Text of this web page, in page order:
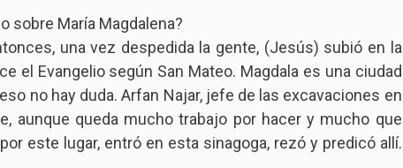
sobre María Magdalena?
una vez despedida la gente, (Jesús) subió en la
el Evangelio según San Mateo. Magdala es una ciudad
no hay duda. Arfan Najar, jefe de las excavaciones en
aunque queda mucho trabajo por hacer y mucho que
este lugar, entró en esta sinagoga, rezó y predicó allí.